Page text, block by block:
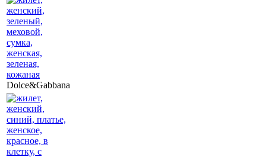
Dolce&Gabbana